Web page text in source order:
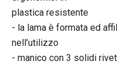
plastica resistente
- la lama è formata ed
nell’utilizzo
- manico con 3 solidi